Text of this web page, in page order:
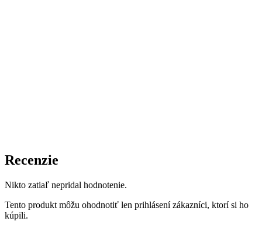
Recenzie
Nikto zatiaľ nepridal hodnotenie.
Tento produkt môžu ohodnotiť len prihlásení zákazníci, ktorí si ho
kúpili.